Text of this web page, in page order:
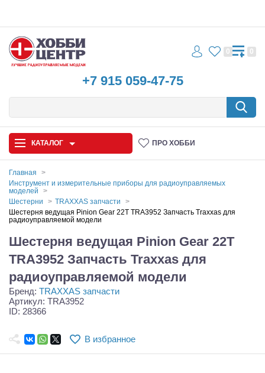
+7 915 059-47-75
0 0
КАТАЛОГ ПРО ХОББИ
Автомодели
Запчасти и аксессуары
Игрушки
Квадрокоптеры
Конструкторы
Главная
Инструмент и измерительные приборы для радиоуправляемых
моделей
Шестерни
TRAXXAS запчасти
Шестерня ведущая Pinion Gear 22T TRA3952 Запчасть Traxxas для
радиоуправляемой модели
Шестерня ведущая Pinion Gear 22T
TRA3952 Запчасть Traxxas для
радиоуправляемой модели
Бренд: TRAXXAS запчасти
Артикул: TRA3952
ID: 28366
В избранное